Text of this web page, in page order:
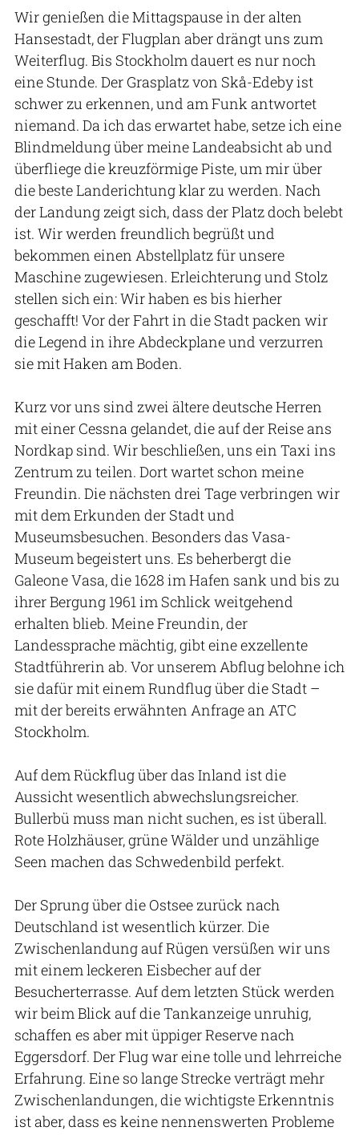
Wir genießen die Mittagspause in der alten
Hansestadt, der Flugplan aber drängt uns zum
Weiterflug. Bis Stockholm dauert es nur noch
eine Stunde. Der Grasplatz von Skå-Edeby ist
schwer zu erkennen, und am Funk antwortet
niemand. Da ich das erwartet habe, setze ich eine
Blindmeldung über meine Landeabsicht ab und
überfliege die kreuzförmige Piste, um mir über
die beste Landerichtung klar zu werden. Nach
der Landung zeigt sich, dass der Platz doch belebt
ist. Wir werden freundlich begrüßt und
bekommen einen Abstellplatz für unsere
Maschine zugewiesen. Erleichterung und Stolz
stellen sich ein: Wir haben es bis hierher
geschafft! Vor der Fahrt in die Stadt packen wir
die Legend in ihre Abdeckplane und verzurren
sie mit Haken am Boden.
Kurz vor uns sind zwei ältere deutsche Herren
mit einer Cessna gelandet, die auf der Reise ans
Nordkap sind. Wir beschließen, uns ein Taxi ins
Zentrum zu teilen. Dort wartet schon meine
Freundin. Die nächsten drei Tage verbringen wir
mit dem Erkunden der Stadt und
Museumsbesuchen. Besonders das Vasa-
Museum begeistert uns. Es beherbergt die
Galeone Vasa, die 1628 im Hafen sank und bis zu
ihrer Bergung 1961 im Schlick weitgehend
erhalten blieb. Meine Freundin, der
Landessprache mächtig, gibt eine exzellente
Stadtführerin ab. Vor unserem Abflug belohne ich
sie dafür mit einem Rundflug über die Stadt –
mit der bereits erwähnten Anfrage an ATC
Stockholm.
Auf dem Rückflug über das Inland ist die
Aussicht wesentlich abwechslungsreicher.
Bullerbü muss man nicht suchen, es ist überall.
Rote Holzhäuser, grüne Wälder und unzählige
Seen machen das Schwedenbild perfekt.
Der Sprung über die Ostsee zurück nach
Deutschland ist wesentlich kürzer. Die
Zwischenlandung auf Rügen versüßen wir uns
mit einem leckeren Eisbecher auf der
Besucherterrasse. Auf dem letzten Stück werden
wir beim Blick auf die Tankanzeige unruhig,
schaffen es aber mit üppiger Reserve nach
Eggersdorf. Der Flug war eine tolle und lehrreiche
Erfahrung. Eine so lange Strecke verträgt mehr
Zwischenlandungen, die wichtigste Erkenntnis
ist aber, dass es keine nennenswerten Probleme